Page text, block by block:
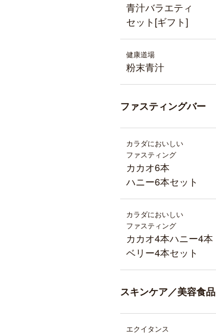
青汁バラエティ
セット[ギフト]
健康道場
粉末青汁
ファスティングバー
カラダにおいしい
ファスティング
カカオ6本
ハニー6本セット
カラダにおいしい
ファスティング
カカオ4本ハニー4本
ベリー4本セット
スキンケア／美容食品
エクイタンス